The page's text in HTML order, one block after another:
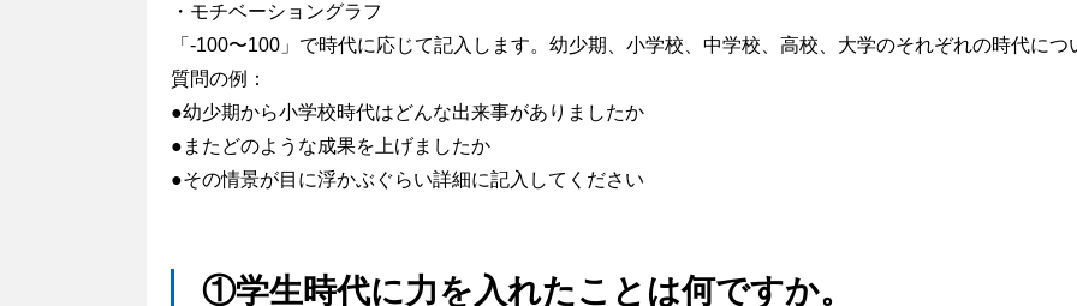
・モチベーショングラフ
「-100〜100」で時代に応じて記入します。幼少期、小学校、中学校、高校、大学のそれぞれの時代につ
質問の例：
●幼少期から小学校時代はどんな出来事がありましたか
●またどのような成果を上げましたか
●その情景が目に浮かぶぐらい詳細に記入してください
①学生時代に力を入れたことは何ですか。